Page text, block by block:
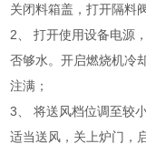
关闭料箱盖，打开隔料
2、 打开使用设备电源
否够水。开启燃烧机冷
注满；
3、 将送风档位调至较
适当送风，关上炉门，